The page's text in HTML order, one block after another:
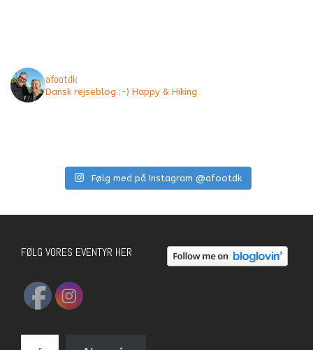
afootdk
Dansk rejseblog :-) Happy & Hiking
Følg med på Instagram @afootdk
FØLG VORES EVENTYR HER
E-mail-adresse